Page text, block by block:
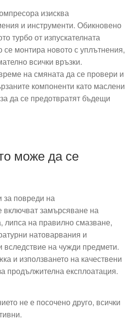
изисква
и инструменти. Обикновено
турбо от изпускателната
се монтира новото с уплътнения,
всички връзки.
на смяната да се провери и
компоненти като маслени
да се предотвратят бъдещи
може да се
за повреди на
включват замърсяване на
липса на правилно смазване,
натоварвания и
на чужди предмети.
и използването на качествени
продължителна експлоатация.
не е посочено друго, всички